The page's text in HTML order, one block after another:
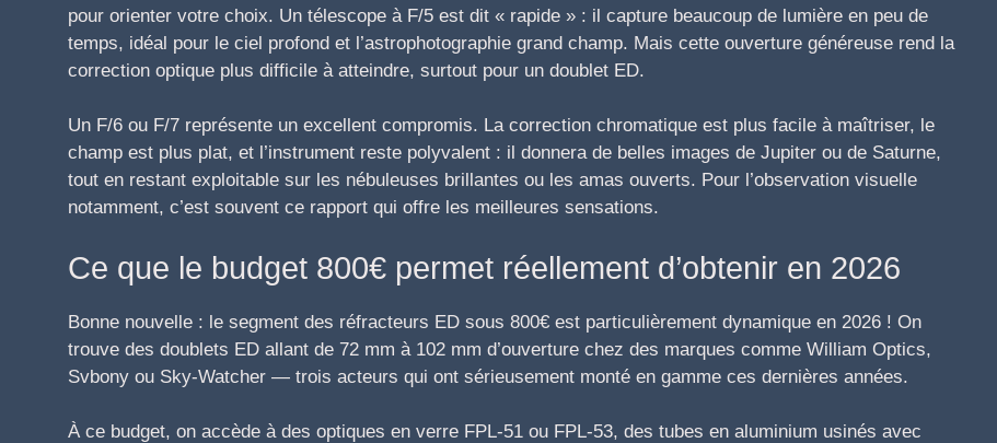
pour orienter votre choix. Un télescope à F/5 est dit « rapide » : il capture beaucoup de lumière en peu de
temps, idéal pour le ciel profond et l’astrophotographie grand champ. Mais cette ouverture généreuse rend la
correction optique plus difficile à atteindre, surtout pour un doublet ED.
Un F/6 ou F/7 représente un excellent compromis. La correction chromatique est plus facile à maîtriser, le
champ est plus plat, et l’instrument reste polyvalent : il donnera de belles images de Jupiter ou de Saturne,
tout en restant exploitable sur les nébuleuses brillantes ou les amas ouverts. Pour l’observation visuelle
notamment, c’est souvent ce rapport qui offre les meilleures sensations.
Ce que le budget 800€ permet réellement d’obtenir en 2026
Bonne nouvelle : le segment des réfracteurs ED sous 800€ est particulièrement dynamique en 2026 ! On
trouve des doublets ED allant de 72 mm à 102 mm d’ouverture chez des marques comme William Optics,
Svbony ou Sky-Watcher — trois acteurs qui ont sérieusement monté en gamme ces dernières années.
À ce budget, on accède à des optiques en verre FPL-51 ou FPL-53, des tubes en aluminium usinés avec